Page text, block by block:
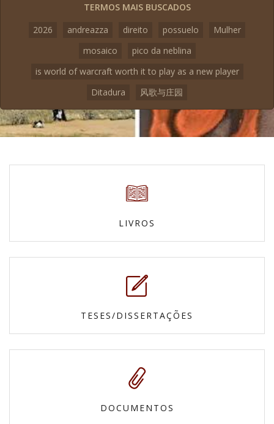
TERMOS MAIS BUSCADOS
2026
andreazza direito possuelo
Mulher
mosaico
pico da neblina
is world of warcraft worth it to play as a new player
Ditadura
风歌与庄园
LIVROS
TESES/DISSERTAÇÕES
DOCUMENTOS